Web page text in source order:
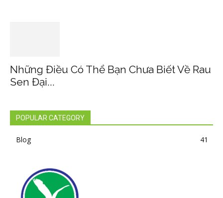
Những Điều Có Thể Bạn Chưa Biết Về Rau
Sen Đại...
POPULAR CATEGORY
Blog 41